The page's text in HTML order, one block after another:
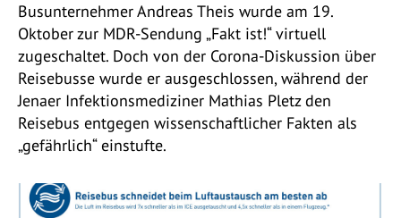
Busunternehmer Andreas Theis wurde am 19.
Oktober zur MDR-Sendung „Fakt ist!“ virtuell
zugeschaltet. Doch von der Corona-Diskussion über
Reisebusse wurde er ausgeschlossen, während der
Jenaer Infektionsmediziner Mathias Pletz den
Reisebus entgegen wissenschaftlicher Fakten als
„gefährlich“ einstufte.